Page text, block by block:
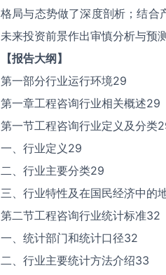
格局与态势做了深度剖析；结合
未来投资前景作出审慎分析与预
【报告大纲】
第一部分行业运行环境29
第一章工程咨询行业相关概述29
第一节工程咨询行业定义及分类
一、行业定义29
二、行业主要分类29
三、行业特性及在国民经济中的
第二节工程咨询行业统计标准32
一、统计部门和统计口径32
二、行业主要统计方法介绍33